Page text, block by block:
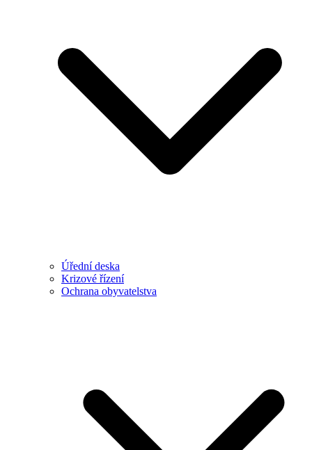
Úřední deska
Krizové řízení
Ochrana obyvatelstva